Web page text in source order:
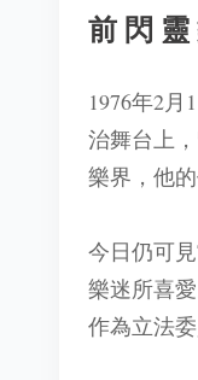
前閃
1976年2
治舞台上
樂界，他
今日仍可
樂迷所喜
作為立法